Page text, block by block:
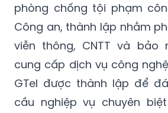
phòng chống tội phạm
Công an, thành lập nhằm
viễn thông, CNTT và bảo
cung cấp dịch vụ công
GTel được thành lập để
cầu nghiệp vụ chuyên